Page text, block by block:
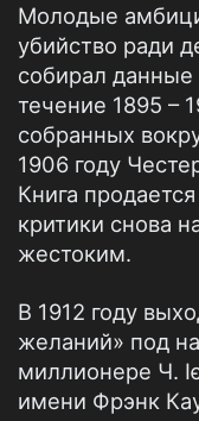
Молодые
убийство ради
собирал
течение 1895 –
собранных
1906 году
Книга
критики снова
жестоким.
В 1912 году
желаний» под
миллионере Ч.
имени Фрэнк